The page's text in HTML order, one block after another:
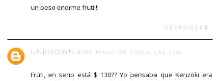
un beso enorme fruti!!!
RESPONDER
UNKNOWN 8 DE MAYO DE 2010 A LAS 3:06
Fruti, en serio está $ 130?? Yo pensaba que Kenzoki era